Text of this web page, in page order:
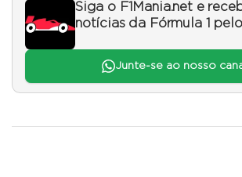
Siga o F1Mania.net e
notícias da Fórmula 1
Junte-se ao nosso